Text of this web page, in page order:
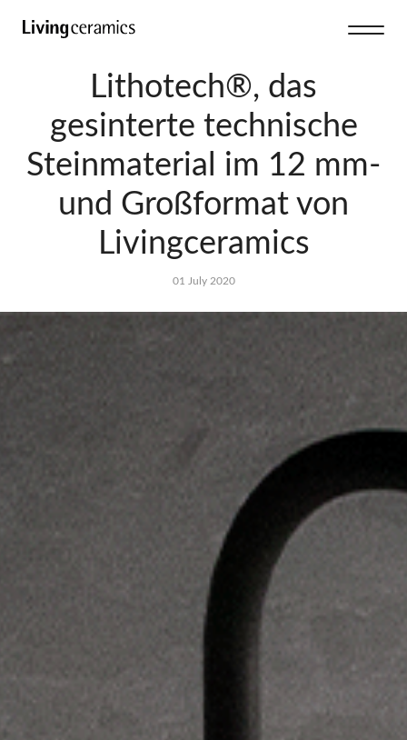
Lithotech®, das
gesinterte technische
Steinmaterial im 12 mm-
und Großformat von
Livingceramics
01 July 2020